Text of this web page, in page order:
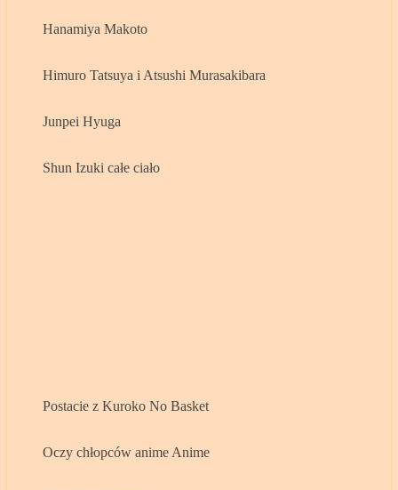
Hanamiya Makoto
Himuro Tatsuya i Atsushi Murasakibara
Junpei Hyuga
Shun Izuki całe ciało
Postacie z Kuroko No Basket
Oczy chłopców anime Anime